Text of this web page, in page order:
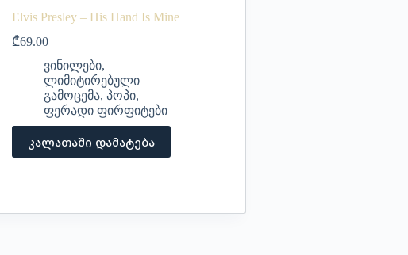
Elvis Presley – His Hand Is Mine
₾69.00
ვინილები,
ლიმიტირებული
გამოცემა, პოპი,
ფერადი ფირფიტები
კალათაში დამატება